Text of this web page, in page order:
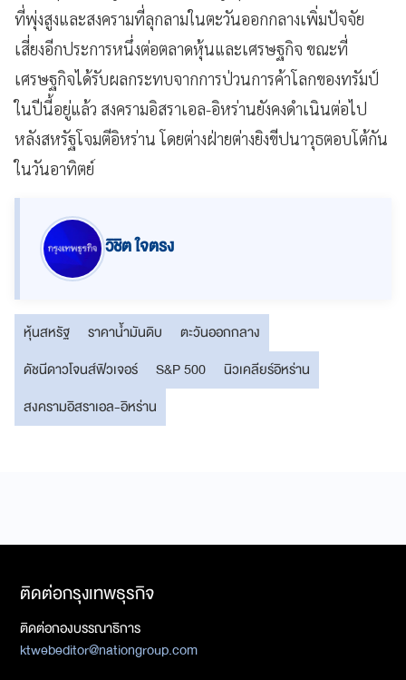
ที่พุ่งสูงและสงครามที่ลุกลามในตะวันออกกลางเพิ่มปัจจัย
เสี่ยงอีกประการหนึ่งต่อตลาดหุ้นและเศรษฐกิจ ขณะที่
เศรษฐกิจได้รับผลกระทบจากการป่วนการค้าโลกของทรัมป์
ในปีนี้อยู่แล้ว สงครามอิสราเอล-อิหร่านยังคงดำเนินต่อไป
หลังสหรัฐโจมตีอิหร่าน โดยต่างฝ่ายต่างยิงขีปนาวุธตอบโต้กัน
ในวันอาทิตย์
วิชิต ใจตรง
หุ้นสหรัฐ ราคาน้ำมันดิบ
ตะวันออกกลาง
ดัชนีดาวโจนส์ฟิวเจอร์
S&P 500
นิวเคลียร์อิหร่าน
สงครามอิสราเอล-อิหร่าน
ติดต่อกรุงเทพธุรกิจ
ติดต่อกองบรรณาธิการ
ktwebeditor@nationgroup.com